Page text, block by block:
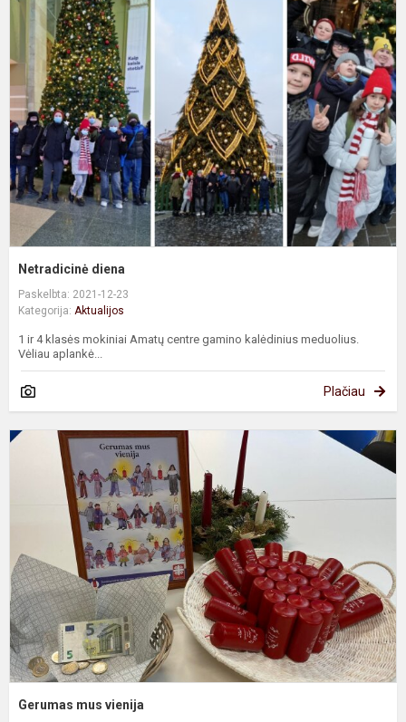
Netradicinė diena
Paskelbta: 2021-12-23
Kategorija: Aktualijos
1 ir 4 klasės mokiniai Amatų centre gamino kalėdinius meduolius.
Vėliau aplankė...
Plačiau
Gerumas mus vienija